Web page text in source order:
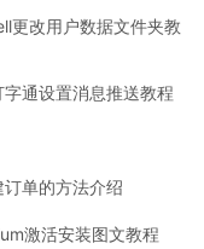
更改用户数据文件夹教
通设置消息推送教程
单的方法介绍
激活安装图文教程